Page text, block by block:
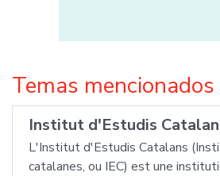
Temas mencionados
Institut d'Estudis
L'Institut d'Estudis Catalans
catalanes, ou IEC) est une